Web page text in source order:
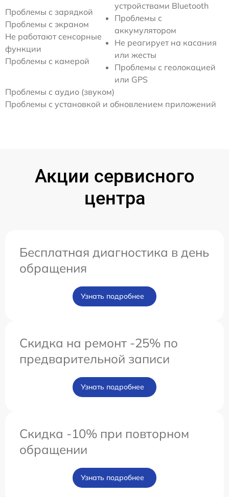
Проблемы с зарядкой
Проблемы с экраном
Не работают сенсорные
функции
Проблемы с камерой
устройствами Bluetooth
Проблемы с
аккумулятором
Не реагирует на касания
или жесты
Проблемы с геолокацией
или GPS
Проблемы с аудио (звуком)
Проблемы с установкой и обновлением приложений
Акции сервисного
центра
Бесплатная диагностика в день
обращения
Узнать подробнее
Скидка на ремонт -25% по
предварительной записи
Узнать подробнее
Скидка -10% при повторном
обращении
Узнать подробнее